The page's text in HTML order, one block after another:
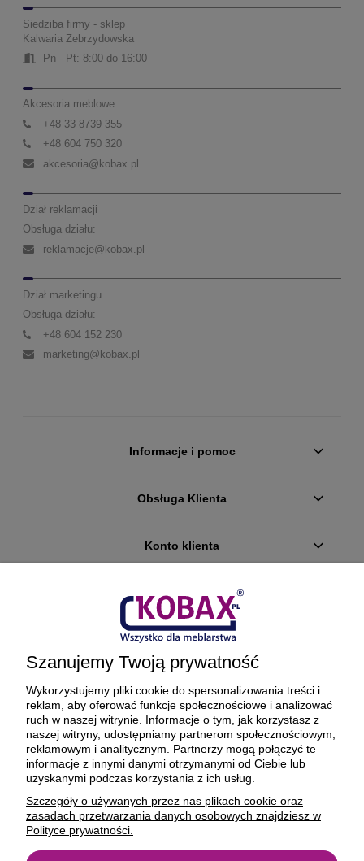
Siedziba firmy - sklep
Kalwaria Zebrzydowska
Pn - Pt: 8:00 do 16:00
Akcesoria meblowe
+48 33 8739 355
+48 604 750 320
akcesoria@kobax.pl
Dział reklamacji
Obsługa działu:
reklamacje@kobax.pl
Dział marketingu
Obsługa działu:
+48 604 152 230
marketing@kobax.pl
Informacje i pomoc
Obsługa Klienta
Konto klienta
Płatności i dostawa
Ciekawostki
O firmie
BEZPIECZNE PŁATNOŚCI ORAZ DOSTAWA
Szanujemy Twoją prywatność
Wykorzystujemy pliki cookie do spersonalizowania treści i
reklam, aby oferować funkcje społecznościowe i analizować
ruch w naszej witrynie. Informacje o tym, jak korzystasz z
naszej witryny, udostępniamy partnerom społecznościowym,
reklamowym i analitycznym. Partnerzy mogą połączyć te
informacje z innymi danymi otrzymanymi od Ciebie lub
uzyskanymi podczas korzystania z ich usług.
Szczegóły o używanych przez nas plikach cookie oraz
zasadach przetwarzania danych osobowych znajdziesz w
Polityce prywatności.